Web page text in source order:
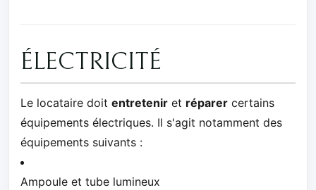
ÉLECTRICITÉ
Le locataire doit entretenir et réparer certains
équipements électriques. Il s'agit notamment des
équipements suivants :
Ampoule et tube lumineux